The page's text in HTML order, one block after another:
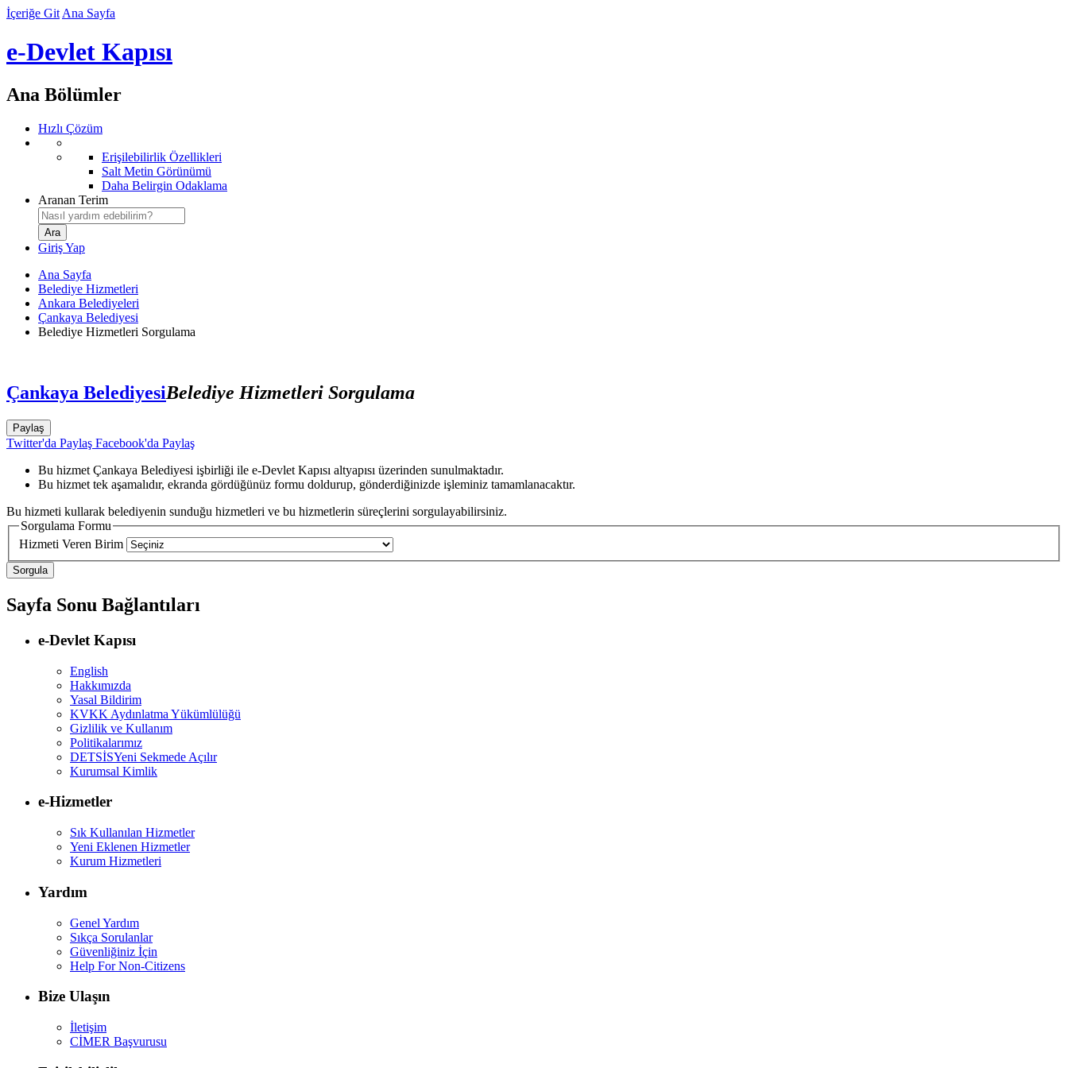
İçeriğe Git Ana Sayfa
e-Devlet Kapısı
Ana Bölümler
Hızlı Çözüm
Erişilebilirlik Özellikleri
Salt Metin Görünümü
Daha Belirgin Odaklama
Aranan Terim
Giriş Yap
Ana Sayfa
Belediye Hizmetleri
Ankara Belediyeleri
Çankaya Belediyesi
Belediye Hizmetleri Sorgulama
Çankaya BelediyesiBelediye Hizmetleri Sorgulama
Paylaş
Twitter'da Paylaş Facebook'da Paylaş
Bu hizmet Çankaya Belediyesi işbirliği ile e-Devlet Kapısı altyapısı üzerinden sunulmaktadır.
Bu hizmet tek aşamalıdır, ekranda gördüğünüz formu doldurup, gönderdiğinizde işleminiz tamamlanacaktır.
Bu hizmeti kullarak belediyenin sunduğu hizmetleri ve bu hizmetlerin süreçlerini sorgulayabilirsiniz.
Sorgulama Formu
Hizmeti Veren Birim
Sayfa Sonu Bağlantıları
e-Devlet Kapısı
English
Hakkımızda
Yasal Bildirim
KVKK Aydınlatma Yükümlülüğü
Gizlilik ve Kullanım
Politikalarımız
DETSİSYeni Sekmede Açılır
Kurumsal Kimlik
e-Hizmetler
Sık Kullanılan Hizmetler
Yeni Eklenen Hizmetler
Kurum Hizmetleri
Yardım
Genel Yardım
Sıkça Sorulanlar
Güvenliğiniz İçin
Help For Non-Citizens
Bize Ulaşın
İletişim
CİMER Başvurusu